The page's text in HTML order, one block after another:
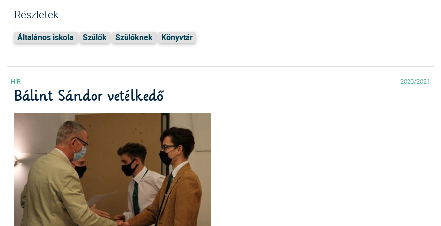
Részletek ...
Általános iskola Szülők Szülőknek Könyvtár
2020/2021
Bálint Sándor vetélkedő